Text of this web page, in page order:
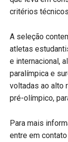
critérios
A seleção
atletas
e internacional,
paralímpica e
voltadas ao alto
pré-olímpico,
Para mais
entre em